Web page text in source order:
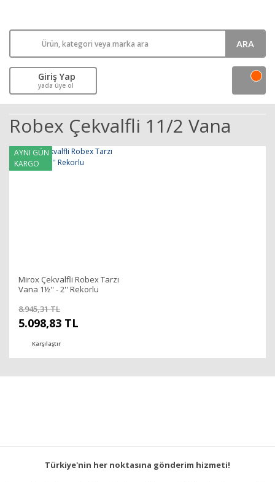
ARA
Giriş Yap
yada üye ol
Robex Çekvalfli 11/2 Vana
AYNI GÜN
KARGO
Mirox Çekvalfli Robex Tarzı
Vana 1½'' - 2'' Rekorlu
8.945,31 TL
5.098,83 TL
Karşılaştır
Türkiye'nin her noktasına gönderim hizmeti!